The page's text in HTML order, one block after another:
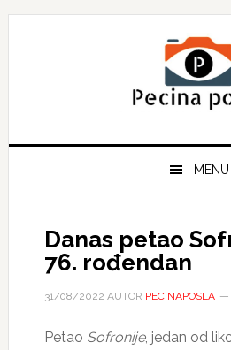
Skip
Skip
Skip
MENU
Danas petao
76. rođendan
31/08/2022 AUTOR PECINAPOSLA
Petao Sofronije, jedan od